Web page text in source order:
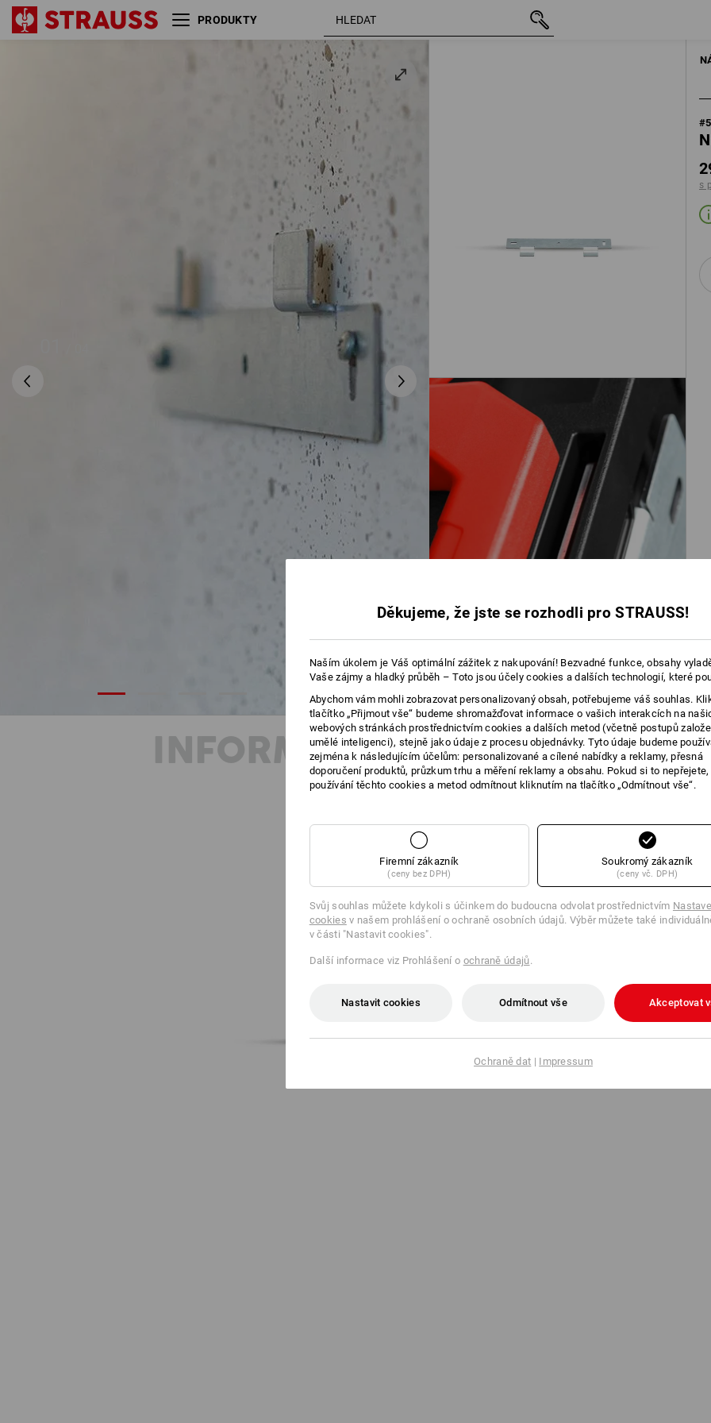
PRODUKTY
RUČNÍ
#
s
Nástěnný adaptér
291,61 Kč
vč. DPH
INFORMACE O VÝROBKU
Nástěnný držák vhodný pro
snadné přišroubování díky 3
ideálně box začlení do dílny
vyroben kompletně z oceli
kompaktní rozměr: (dxš) 26 x
Děkujeme, že jste se rozhodli pro STRAUSS!
Naším úkolem je Váš optimální zážitek z nakupování! Bezvadné funkce, obsahy
Vaše zájmy a hladký průběh – Toto jsou účely cookies a dalších technologií, které
Abychom vám mohli zobrazovat personalizovaný obsah, potřebujeme váš souhlas.
tlačítko „Přijmout vše“ budeme shromažďovat informace o vašich interakcích na
webových stránkách prostřednictvím cookies a dalších metod (včetně postupů
umělé inteligenci), stejně jako údaje z procesu objednávky. Tyto údaje budeme
zejména k následujícím účelům: personalizované a cílené nabídky a reklamy, přesná
doporučení produktů, průzkum trhu a měření reklamy a obsahu. Pokud si to
používání těchto cookies a metod odmítnout kliknutím na tlačítko „Odmítnout vše“.
Firemní zákazník
(ceny bez DPH)
Soukromý zákazník
(ceny vč. DPH)
Svůj souhlas můžete kdykoli s účinkem do budoucna odvolat prostřednictvím
cookies v našem prohlášení o ochraně osobních údajů. Výběr můžete také
v části "Nastavit cookies".
Další informace viz Prohlášení o ochraně údajů.
Nastavit cookies Odmítnout vše Akceptovat
Ochraně dat | Impressum